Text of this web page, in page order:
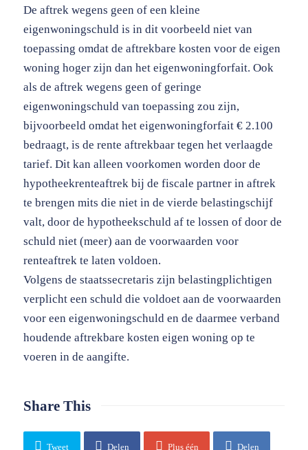
De aftrek wegens geen of een kleine
eigenwoningschuld is in dit voorbeeld niet van
toepassing omdat de aftrekbare kosten voor de eigen
woning hoger zijn dan het eigenwoningforfait. Ook
als de aftrek wegens geen of geringe
eigenwoningschuld van toepassing zou zijn,
bijvoorbeeld omdat het eigenwoningforfait € 2.100
bedraagt, is de rente aftrekbaar tegen het verlaagde
tarief. Dit kan alleen voorkomen worden door de
hypotheekrenteaftrek bij de fiscale partner in aftrek
te brengen mits die niet in de vierde belastingschijf
valt, door de hypotheekschuld af te lossen of door de
schuld niet (meer) aan de voorwaarden voor
renteaftrek te laten voldoen.
Volgens de staatssecretaris zijn belastingplichtigen
verplicht een schuld die voldoet aan de voorwaarden
voor een eigenwoningschuld en de daarmee verband
houdende aftrekbare kosten eigen woning op te
voeren in de aangifte.
Share This
Tweet Delen Plus één Delen